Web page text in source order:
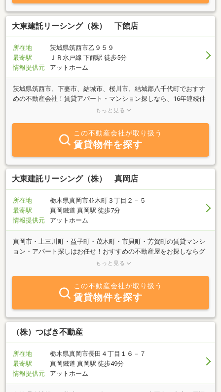
する言葉ですが公的年金だけでは生きていけない時代が到来してお
ります。60才で退職その後、100才までの40年間預金と年金だけで
は立ち行かない時代を迎えております。そういった中で今、注目さ
ご質問等ございましたら、お気軽にお問合せ下さい。
大東建託リーシング（株） 下館店
所在地
茨城県筑西市乙９５９
最寄駅
ＪＲ水戸線 下館駅 徒歩5分
情報提供元
アットホーム
茨城県筑西市、下妻市、結城市、桜川市、結城郡八千代町でおすす
めの不動産会社！賃貸アパート・マンション探しなら、16年連続仲
介件数NO.1（34.5万件）の実績を誇る大東建託リーシングへ。オン
続きまで完了することができるのでお勧めしております。『お客様
に最良のお部屋を！』をモットーに、スタッフ一同全力でお部屋探
しのお手伝いをさせて頂きます！※出典:週刊全国賃貸住宅新聞第
1635号(2026年1月5日発行)24年10月-25年9月原則直営店舗の仲介件
数をカウント
もっと見る
この不動産会社が取り扱う
賃貸物件を探す
大東建託リーシング（株） 真岡店
所在地
栃木県真岡市並木町３丁目２－５
最寄駅
真岡鐵道 真岡駅 徒歩7分
情報提供元
アットホーム
真岡市・上三川町・益子町・茂木町・市貝町・芳賀町の賃貸マンシ
ョン・アパート探しはお任せ！おすすめの不動産屋をお探しならグ
ループ創業52年の当店へ。29年連続管理戸数??1（131.7万戸）とい
リなお部屋をご提案します。※出典:週刊全国賃貸住宅新聞第1663号
(2025年8月4日発行)「2025年管理戸数ランキング」2025年3月末実
もっと見る
この不動産会社が取り扱う
賃貸物件を探す
（株）つばき不動産
所在地
栃木県真岡市長田４丁目１６－７
最寄駅
真岡鐵道 真岡駅 徒歩49分
情報提供元
アットホーム